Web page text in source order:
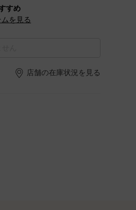
すめ
を見る
店舗の在庫状況を見る